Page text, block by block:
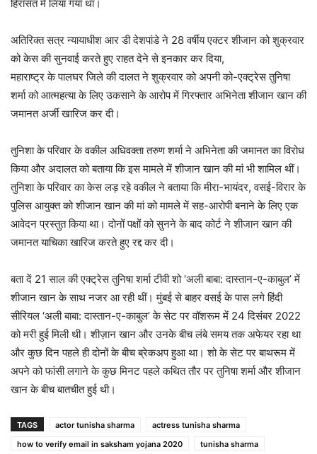
हिरासत में लिया गया था।
अतिरिक्त सत्र न्यायाधीश आर डी देशपांडे ने 28 वर्षीय एक्‍टर शीजान को शुक्रवार
को केस की सुनवाई करते हुए राहत देने से इनकार कर दिया,
महाराष्ट्र के पालघर जिले की दालत ने शुक्रवार को अपनी को-एक्‍ट्रेस तुनिषा
शर्मा को आत्महत्या के लिए उकसाने के आरोप में गिरफ्तार अभिनेता शीजान खान की
जमानत अर्जी खारिज कर दी।
तुनिशा के परिवार के वकील अधिवक्ता तरुण शर्मा ने अभिनेता की जमानत का विरोध
किया और अदालत को बताया कि इस मामले में शीजान खान की मां भी शामिल थीं।
तुनिशा के परिवार का केस लड़ रहे वकील ने बताया कि मीरा-भायंदर, वसई-विरार के
पुलिस आयुक्त को शीजान खान की मां को मामले में सह-आरोपी बनाने के लिए एक
आवेदन प्रस्तुत किया था। दोनों पक्षों को सुनने के बाद कोर्ट ने शीजान खान की
जमानत याचिका खारिज करते हुए रद्द कर दी।
बता दें 21 साल की एक्‍ट्रेस तुनिषा शर्मा टीवी शो ‘अली बाबा: दास्तान-ए-काबुल’ में
शीजान खान के साथ नजर आ रही थीं। मुंबई से बाहर वसई के पास लगे हिंदी
सीरियल ‘अली बाबा: दास्तान-ए-काबुल’ के सेट पर वॉशरूम में 24 दिसंबर 2022
को मरी हुई मिली थी। शीज़ान खान और उनके बीच लंबे समय तक अफेयर रहा था
और कुछ दिन पहले ही दोनों के बीच ब्रेकअप हुआ था। शो के सेट पर बाथरूम में
अपने को फांसी लगाने के कुछ मिनट पहले कथित तौर पर तुनिषा शर्मा और शीजान
खान के बीच बातचीत हुई थी।
TAGS actor tunisha sharma
actress tunisha sharma
how to verify email in saksham yojana 2020
tunisha sharma